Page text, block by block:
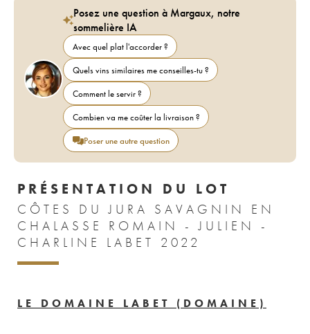
Posez une question à Margaux, notre
sommelière IA
Avec quel plat l'accorder ?
Quels vins similaires me conseilles-tu ?
Comment le servir ?
Combien va me coûter la livraison ?
Poser une autre question
PRÉSENTATION DU LOT
CÔTES DU JURA SAVAGNIN EN
CHALASSE ROMAIN - JULIEN -
CHARLINE LABET 2022
LE DOMAINE LABET (DOMAINE)